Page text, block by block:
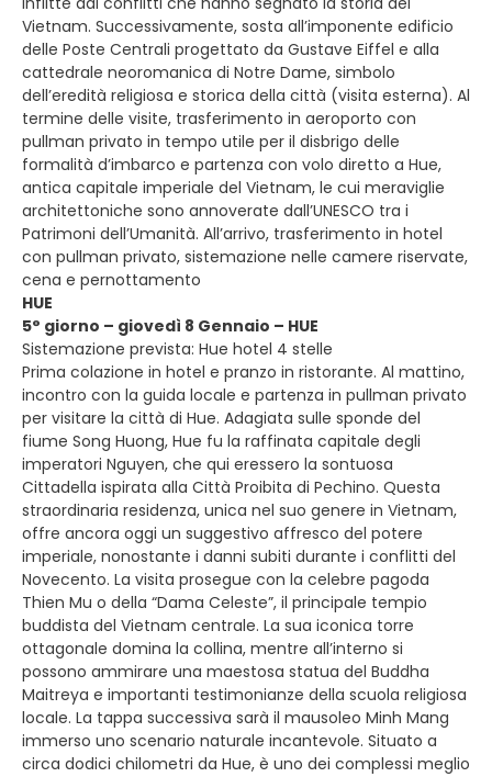
Vietnam. Successivamente, sosta all’imponente edificio
delle Poste Centrali progettato da Gustave Eiffel e alla
cattedrale neoromanica di Notre Dame, simbolo
dell’eredità religiosa e storica della città (visita esterna). Al
termine delle visite, trasferimento in aeroporto con
pullman privato in tempo utile per il disbrigo delle
formalità d’imbarco e partenza con volo diretto a Hue,
antica capitale imperiale del Vietnam, le cui meraviglie
architettoniche sono annoverate dall’UNESCO tra i
Patrimoni dell’Umanità. All’arrivo, trasferimento in hotel
con pullman privato, sistemazione nelle camere riservate,
cena e pernottamento
HUE
5° giorno – giovedì 8 Gennaio – HUE
Sistemazione prevista: Hue hotel 4 stelle
Prima colazione in hotel e pranzo in ristorante. Al mattino,
incontro con la guida locale e partenza in pullman privato
per visitare la città di Hue. Adagiata sulle sponde del
fiume Song Huong, Hue fu la raffinata capitale degli
imperatori Nguyen, che qui eressero la sontuosa
Cittadella ispirata alla Città Proibita di Pechino. Questa
straordinaria residenza, unica nel suo genere in Vietnam,
offre ancora oggi un suggestivo affresco del potere
imperiale, nonostante i danni subiti durante i conflitti del
Novecento. La visita prosegue con la celebre pagoda
Thien Mu o della “Dama Celeste”, il principale tempio
buddista del Vietnam centrale. La sua iconica torre
ottagonale domina la collina, mentre all’interno si
possono ammirare una maestosa statua del Buddha
Maitreya e importanti testimonianze della scuola religiosa
locale. La tappa successiva sarà il mausoleo Minh Mang
immerso uno scenario naturale incantevole. Situato a
circa dodici chilometri da Hue, è uno dei complessi meglio